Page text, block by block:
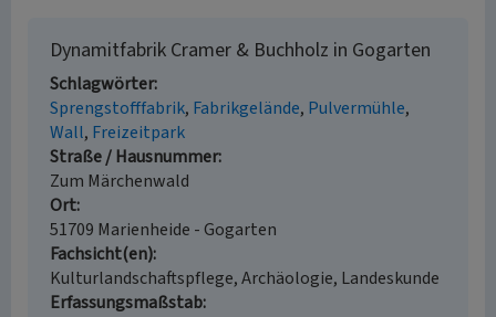
Dynamitfabrik Cramer & Buchholz in Gogarten
Schlagwörter
Sprengstofffabrik Fabrikgelände Pulvermühle
Wall Freizeitpark
Straße / Hausnummer
Zum Märchenwald
Ort
51709 Marienheide - Gogarten
Fachsicht(en)
Kulturlandschaftspflege, Archäologie, Landeskunde
Erfassungsmaßstab